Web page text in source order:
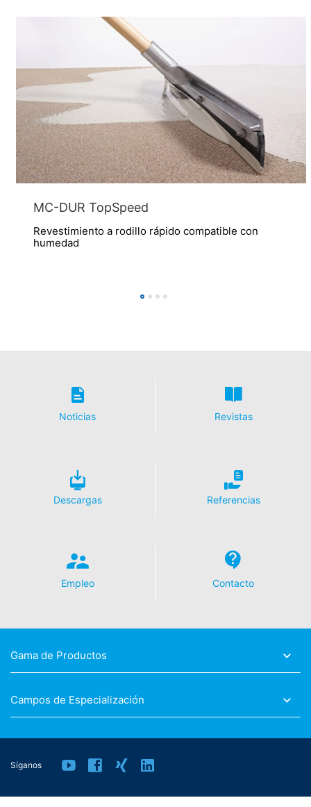
MC-DUR TopSpeed
Revestimiento a rodillo rápido compatible con
humedad
Noticias Revistas
Descargas Referencias
Empleo Contacto
Gama de Productos
Campos de Especialización
Síganos
información gratuita sobre cualquiera de sus datos
personales almacenados. También tiene derecho a que
se corrijan, bloqueen o eliminen estos datos.